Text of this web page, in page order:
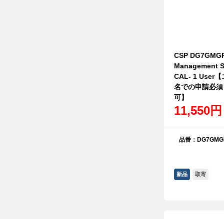
CSP
Management
CAL- 1 User【
名での申請必
可】
11,550円
品番：
新品 取寄